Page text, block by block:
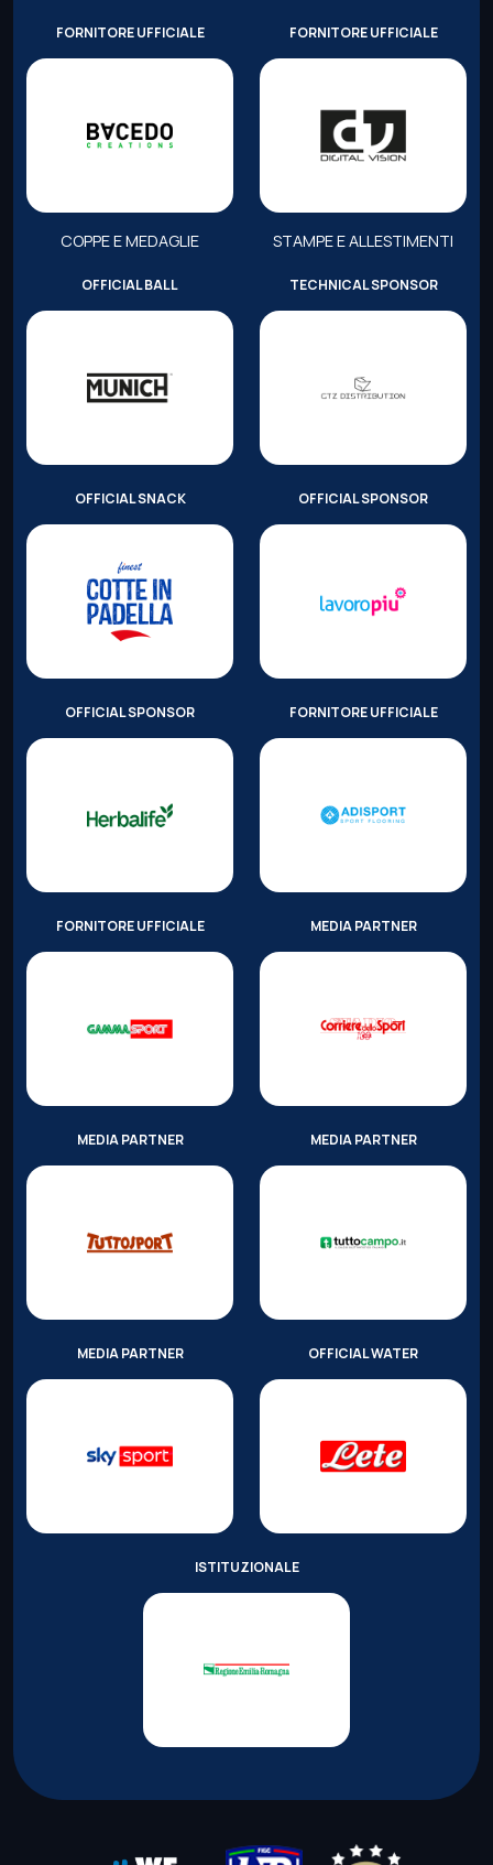
FORNITORE UFFICIALE
COPPE E MEDAGLIE
FORNITORE UFFICIALE
STAMPE E ALLESTIMENTI
OFFICIAL BALL TECHNICAL SPONSOR
OFFICIAL SNACK OFFICIAL SPONSOR
OFFICIAL SPONSOR FORNITORE UFFICIALE
FORNITORE UFFICIALE MEDIA PARTNER
MEDIA PARTNER MEDIA PARTNER
MEDIA PARTNER OFFICIAL WATER
ISTITUZIONALE